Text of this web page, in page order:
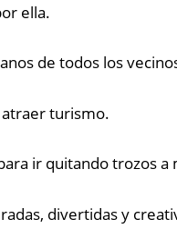
ella.
de todos los
turismo.
ir quitando trozos
divertidas y